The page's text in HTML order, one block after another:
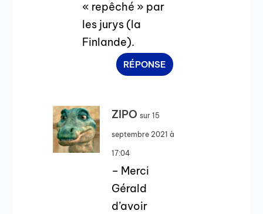
« repêché » par
les jurys (la
Finlande).
RÉPONSE
ZIPO sur 15
septembre 2021 à
17:04
– Merci
Gérald
d’avoir